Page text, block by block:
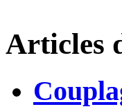
Articles